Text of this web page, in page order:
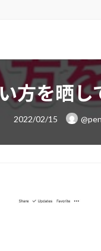
方を晒し
最
終
日
2022/02/15